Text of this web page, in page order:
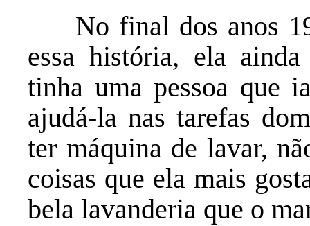
No final dos anos
essa história, ela
tinha uma pessoa que
ajudá-la nas tarefas
ter máquina de lavar,
coisas que ela mais
bela lavanderia que o